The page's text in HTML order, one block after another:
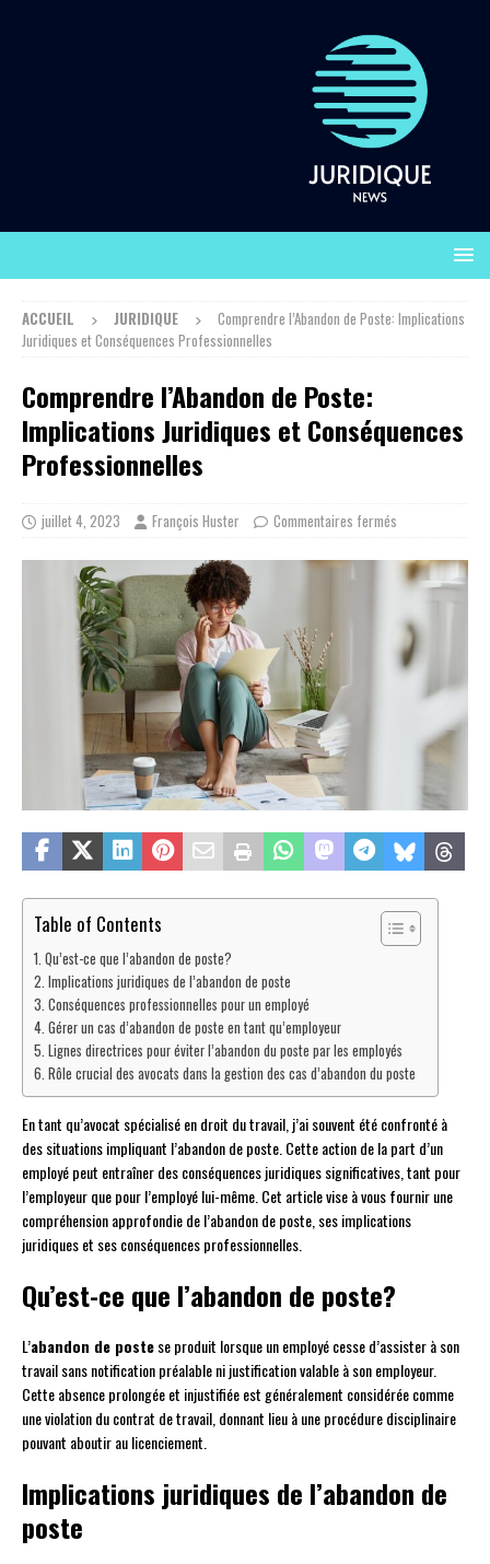
ACCUEIL JURIDIQUE
Comprendre l’Abandon de Poste: Implications
Juridiques et Conséquences Professionnelles
Comprendre l’Abandon de Poste:
Implications Juridiques et Conséquences
Professionnelles
juillet 4, 2023 François Huster Commentaires fermés
Table of Contents
Qu’est-ce que l’abandon de poste?
Implications juridiques de l’abandon de poste
Conséquences professionnelles pour un employé
Gérer un cas d’abandon de poste en tant qu’employeur
Lignes directrices pour éviter l’abandon du poste par les employés
Rôle crucial des avocats dans la gestion des cas d’abandon du poste
En tant qu’avocat spécialisé en droit du travail, j’ai souvent été confronté à
des situations impliquant l’abandon de poste. Cette action de la part d’un
employé peut entraîner des conséquences juridiques significatives, tant pour
l’employeur que pour l’employé lui-même. Cet article vise à vous fournir une
compréhension approfondie de l’abandon de poste, ses implications
juridiques et ses conséquences professionnelles.
Qu’est-ce que l’abandon de poste?
L’abandon de postese produit lorsque un employé cesse d’assister à son
travail sans notification préalable ni justification valable à son employeur.
Cette absence prolongée et injustifiée est généralement considérée comme
une violation du contrat de travail, donnant lieu à une procédure disciplinaire
pouvant aboutir au licenciement.
Implications juridiques de l’abandon de
poste